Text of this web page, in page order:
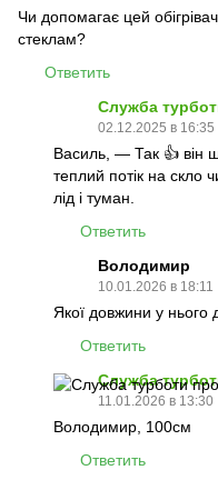
Чи допомагає цей
стеклам?
Ответить
Служба
02.12.2025 в 16:35
Василь, — Так 👍 він
теплий потік на скло
лід і туман.
Ответить
Володимир
10.01.2026 в 18:11
Якої довжини у нього
Ответить
Служба
11.01.2026 в 13:30
Володимир, 100см
Ответить